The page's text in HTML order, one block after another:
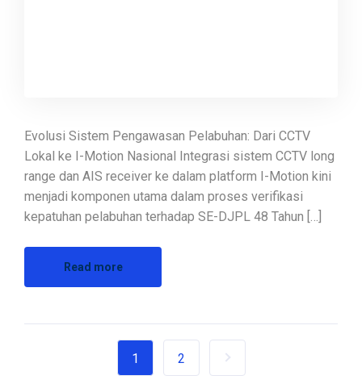
Evolusi Sistem Pengawasan Pelabuhan: Dari CCTV
Lokal ke I-Motion Nasional Integrasi sistem CCTV long
range dan AIS receiver ke dalam platform I-Motion kini
menjadi komponen utama dalam proses verifikasi
kepatuhan pelabuhan terhadap SE-DJPL 48 Tahun […]
Read more
1 2